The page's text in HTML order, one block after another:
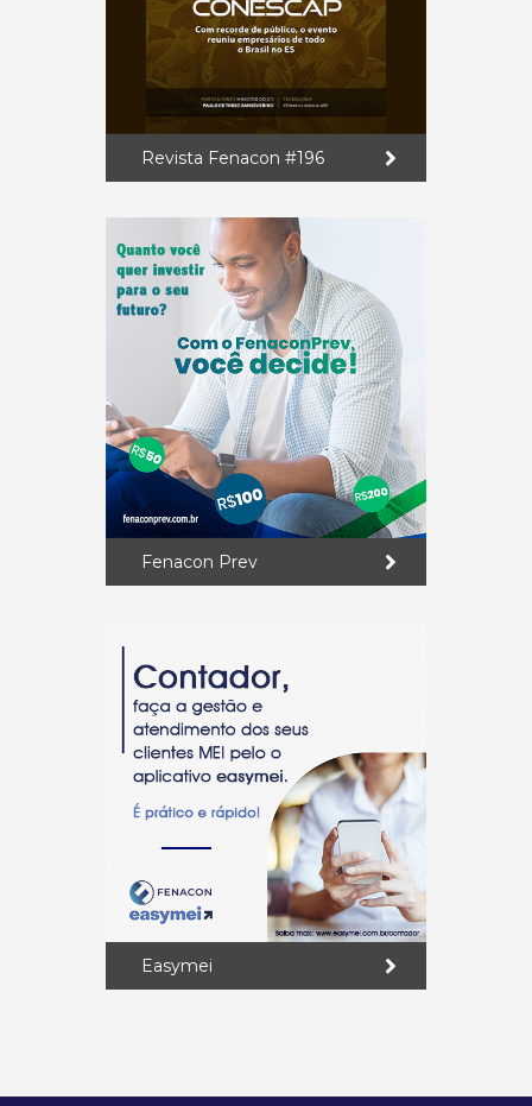
Revista Fenacon #196
Fenacon Prev
Easymei